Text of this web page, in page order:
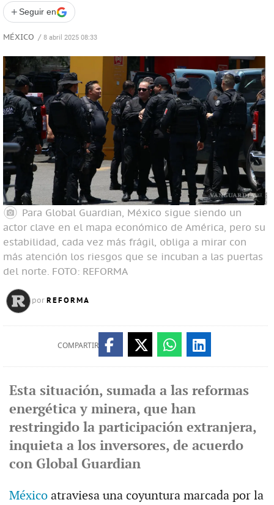
+ Seguir en
MÉXICO / 8 abril 2025 08:33
Para Global Guardian, México sigue siendo un
actor clave en el mapa económico de América, pero su
estabilidad, cada vez más frágil, obliga a mirar con
más atención los riesgos que se incuban a las puertas
del norte. FOTO: REFORMA
por REFORMA
COMPARTIR
Esta situación, sumada a las reformas
energética y minera, que han
restringido la participación extranjera,
inquieta a los inversores, de acuerdo
con Global Guardian
Méxicoatraviesa una coyuntura marcada por la